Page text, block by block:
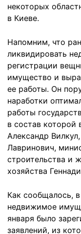
некоторых
в Киеве.
Напомним, что
ликвидировать
регистрации
имущество и
ее работы. Он
наработки
работы
в состав
Александр
Лавринович,
строительства и
хозяйства
Как сообщалось,
недвижимое
января было
заявлений, из